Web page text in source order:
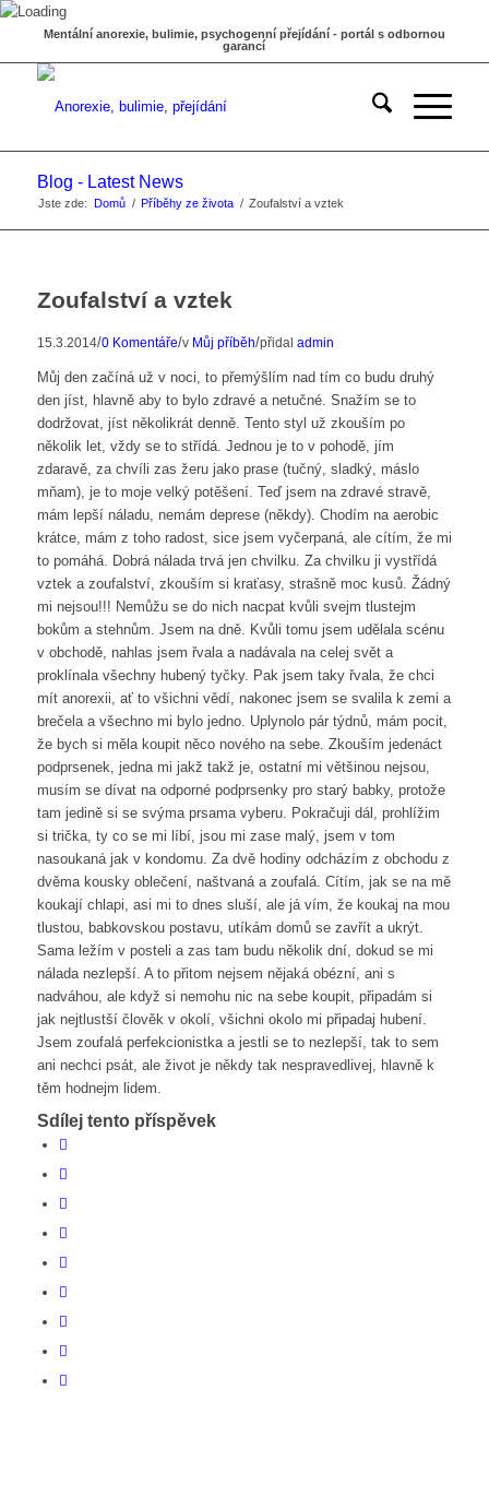
Mentální anorexie, bulimie, psychogenní přejídání - portál s odbornou
garancí
Blog - Latest News
Jste zde: Domů / Příběhy ze života / Zoufalství a vztek
Zoufalství a vztek
15.3.2014/0 Komentáře/v Můj příběh/přidal admin
Můj den začíná už v noci, to přemýšlím nad tím co budu druhý
den jíst, hlavně aby to bylo zdravé a netučné. Snažím se to
dodržovat, jíst několikrát denně. Tento styl už zkouším po
několik let, vždy se to střídá. Jednou je to v pohodě, jím
zdaravě, za chvíli zas žeru jako prase (tučný, sladký, máslo
mňam), je to moje velký potěšení. Teď jsem na zdravé stravě,
mám lepší náladu, nemám deprese (někdy). Chodím na aerobic
krátce, mám z toho radost, sice jsem vyčerpaná, ale cítím, že mi
to pomáhá. Dobrá nálada trvá jen chvilku. Za chvilku ji vystřídá
vztek a zoufalství, zkouším si kraťasy, strašně moc kusů. Žádný
mi nejsou!!! Nemůžu se do nich nacpat kvůli svejm tlustejm
bokům a stehnům. Jsem na dně. Kvůli tomu jsem udělala scénu
v obchodě, nahlas jsem řvala a nadávala na celej svět a
proklínala všechny hubený tyčky. Pak jsem taky řvala, že chci
mít anorexii, ať to všichni vědí, nakonec jsem se svalila k zemi a
brečela a všechno mi bylo jedno. Uplynolo pár týdnů, mám pocit,
že bych si měla koupit něco nového na sebe. Zkouším jedenáct
podprsenek, jedna mi jakž takž je, ostatní mi většinou nejsou,
musím se dívat na odporné podprsenky pro starý babky, protože
tam jedině si se svýma prsama vyberu. Pokračuji dál, prohlížim
si trička, ty co se mi líbí, jsou mi zase malý, jsem v tom
nasoukaná jak v kondomu. Za dvě hodiny odcházím z obchodu z
dvěma kousky oblečení, naštvaná a zoufalá. Cítím, jak se na mě
koukají chlapi, asi mi to dnes sluší, ale já vím, že koukaj na mou
tlustou, babkovskou postavu, utíkám domů se zavřít a ukrýt.
Sama ležím v posteli a zas tam budu několik dní, dokud se mi
nálada nezlepší. A to přitom nejsem nějaká obézní, ani s
nadváhou, ale když si nemohu nic na sebe koupit, připadám si
jak nejtlustší člověk v okolí, všichni okolo mi připadaj hubení.
Jsem zoufalá perfekcionistka a jestli se to nezlepší, tak to sem
ani nechci psát, ale život je někdy tak nespravedlivej, hlavně k
těm hodnejm lidem.
Sdílej tento příspěvek